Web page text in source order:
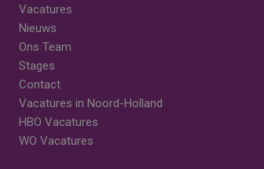
Vacatures
Nieuws
Ons Team
Stages
Contact
Vacatures in Noord-Holland
HBO Vacatures
WO Vacatures